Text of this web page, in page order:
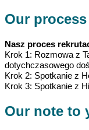
Our process
Nasz proces
Krok 1: Rozmowa z
dotychczasowego
Krok 2: Spotkanie z
Krok 3: Spotkanie z
Our note to